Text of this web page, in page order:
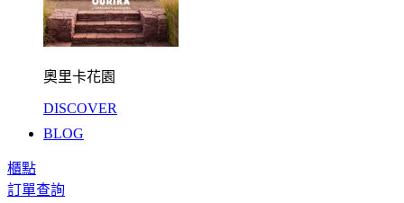
奧里卡花園
DISCOVER
BLOG
櫃點
訂單查詢